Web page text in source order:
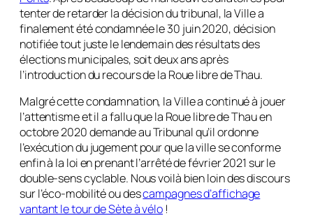
tenter de retarder la décision du tribunal, la Ville a
finalement été condamnée le 30 juin 2020, décision
notifiée tout juste le lendemain des résultats des
élections municipales, soit deux ans après
l’introduction du recours de la Roue libre de Thau.
Malgré cette condamnation, la Ville a continué à jouer
l’attentisme et il a fallu que la Roue libre de Thau en
octobre 2020 demande au Tribunal qu’il ordonne
l’exécution du jugement pour que la ville se conforme
enfin à la loi en prenant l’arrêté de février 2021 sur le
double-sens cyclable. Nous voilà bien loin des discours
sur l’éco-mobilité ou descampagnes d’affichage
vantant le tour de Sète à vélo !